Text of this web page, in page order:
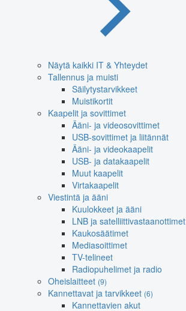
Näytä kaikki IT & Yhteydet
Tallennus ja muisti
Säilytystarvikkeet
Muistikortit
Kaapelit ja sovittimet
Ääni- ja videosovittimet
USB-sovittimet ja liitännät
Ääni- ja videokaapelit
USB- ja datakaapelit
Muut kaapelit
Virtakaapelit
Viestintä ja ääni
Kuulokkeet ja ääni
LNB ja satelliittivastaanottimet
Kaukosäätimet
Mediasoittimet
TV-telineet
Radiopuhelimet ja radio
Oheislaitteet (9)
Kannettavat ja tarvikkeet (6)
Kannettavien akut